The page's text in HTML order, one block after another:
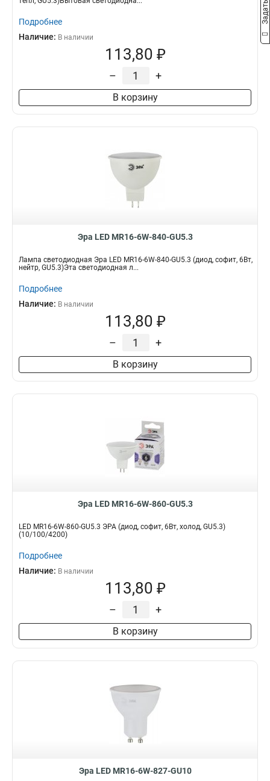
Подробнее
Наличие: В наличии
113,80 ₽
– +
В корзину
Эра LED MR16-6W-840-GU5.3
Лампа светодиодная Эра LED MR16-6W-840-GU5.3 (диод, софит, 6Вт,
нейтр, GU5.3)Эта светодиодная л...
Подробнее
Наличие: В наличии
113,80 ₽
– +
В корзину
Эра LED MR16-6W-860-GU5.3
LED MR16-6W-860-GU5.3 ЭРА (диод, софит, 6Вт, холод, GU5.3)
(10/100/4200)
Подробнее
Наличие: В наличии
113,80 ₽
– +
В корзину
Эра LED MR16-6W-827-GU10